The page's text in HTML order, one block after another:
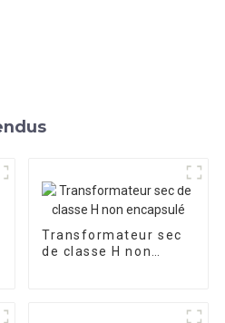
Transformateur sec
de classe H non